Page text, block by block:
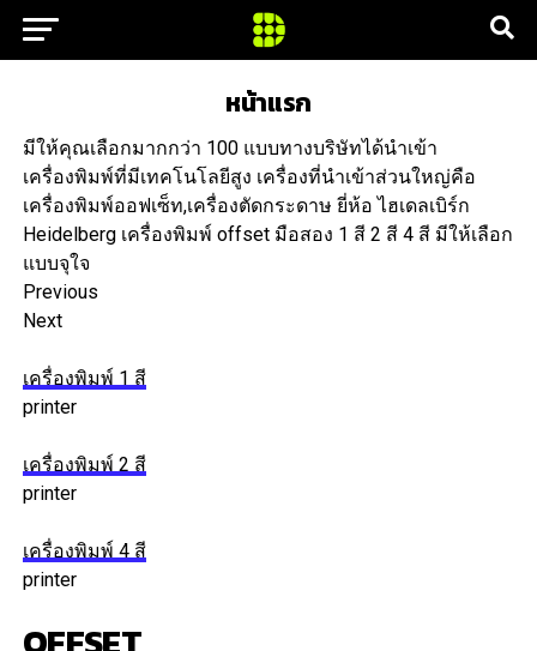
หน้าแรก
มีให้คุณเลือกมากกว่า 100 แบบทางบริษัทได้นำเข้า
เครื่องพิมพ์ที่มีเทคโนโลยีสูง เครื่องที่นำเข้าส่วนใหญ่คือ
เครื่องพิมพ์ออฟเซ็ท,เครื่องตัดกระดาษ ยี่ห้อ ไฮเดลเบิร์ก
Heidelberg เครื่องพิมพ์ offset มือสอง 1 สี 2 สี 4 สี มีให้เลือก
แบบจุใจ
Previous
Next
เครื่องพิมพ์ 1 สี
printer
เครื่องพิมพ์ 2 สี
printer
เครื่องพิมพ์ 4 สี
printer